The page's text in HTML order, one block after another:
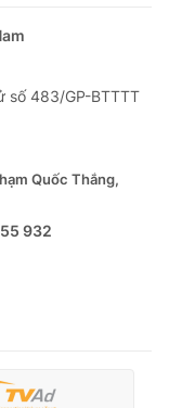
số 483/GP-BTTTT
Quốc Thắng,
932